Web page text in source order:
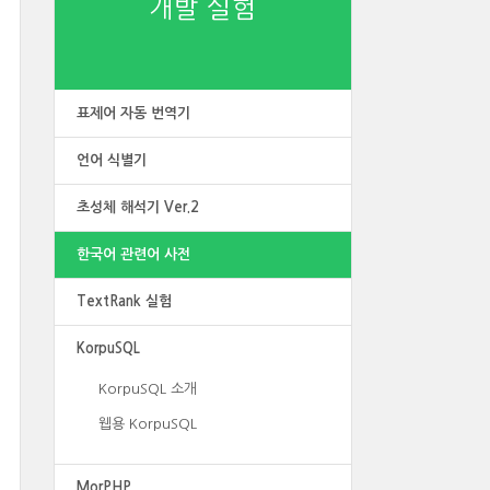
개발 실험
표제어 자동 번역기
언어 식별기
초성체 해석기 Ver.2
한국어 관련어 사전
TextRank 실험
KorpuSQL
KorpuSQL 소개
웹용 KorpuSQL
MorPHP